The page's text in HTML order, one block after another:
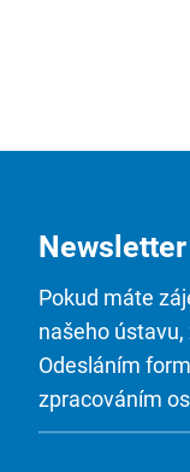
Newsletter
Pokud máte
našeho
Odesláním
zpracováním